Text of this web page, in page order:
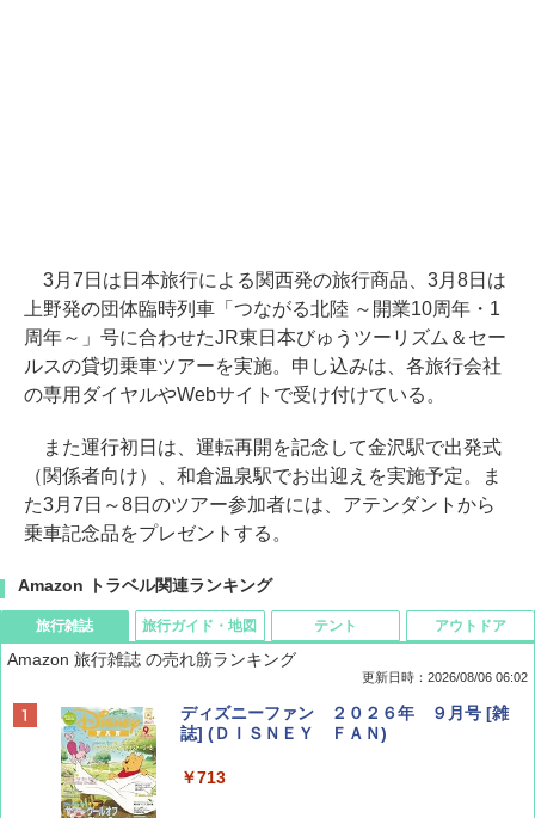
3月7日は日本旅行による関西発の旅行商品、3月8日は
上野発の団体臨時列車「つながる北陸 ～開業10周年・1
周年～」号に合わせたJR東日本びゅうツーリズム＆セー
ルスの貸切乗車ツアーを実施。申し込みは、各旅行会社
の専用ダイヤルやWebサイトで受け付けている。
また運行初日は、運転再開を記念して金沢駅で出発式
（関係者向け）、和倉温泉駅でお出迎えを実施予定。ま
た3月7日～8日のツアー参加者には、アテンダントから
乗車記念品をプレゼントする。
Amazon トラベル関連ランキング
旅行雑誌
Amazon 旅行雑誌 の売れ筋ランキング
更新日時：2026/08/06 06:02
ディズニーファン ２０２６年 ９月号 [雑
誌] (ＤＩＳＮＥＹ ＦＡＮ)
￥713
旅行ガイド・地図 テント アウトドア